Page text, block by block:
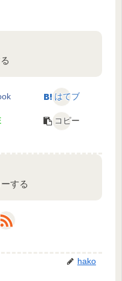
はてブ
コピー
する
hako